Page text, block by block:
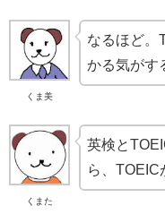
くま美
なるほど。
かる気がす
くまた
英検と
ら、TOEIC